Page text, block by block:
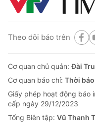
Theo dõi báo trên
Cơ quan chủ quản:Đài
Cơ quan báo chí: Thời
Giấy phép hoạt động báo
cấp ngày 29/12/2023
Tổng Biên tập: Vũ Thanh